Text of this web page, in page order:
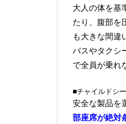
大人の体を基
たり、腹部を
も大きな間違
バスやタクシ
で全員が乗れ
■チャイルドシ
安全な製品を
部座席が絶対